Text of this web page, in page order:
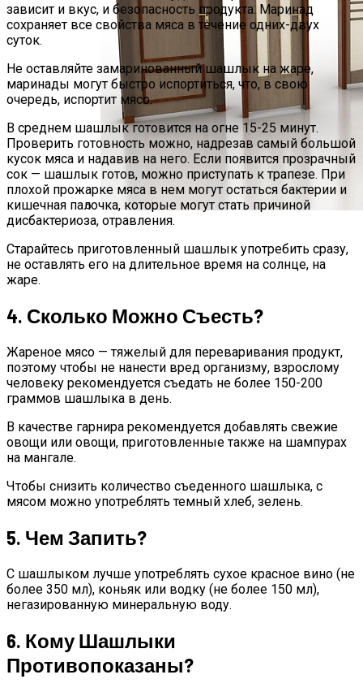
Двери
зависит и вкус, и безопасность продукта. Маринад
сохраняет все свойства мяса в течение одних-двух
суток.
Не оставляйте замаринованный шашлык на жаре,
маринады могут быстро испортиться, что, в свою
очередь, испортит мясо.
В среднем шашлык готовится на огне 15-25 минут.
Проверить готовность можно, надрезав самый большой
кусок мяса и надавив на него. Если появится прозрачный
сок — шашлык готов, можно приступать к трапезе. При
плохой прожарке мяса в нем могут остаться бактерии и
кишечная палочка, которые могут стать причиной
дисбактериоза, отравления.
Старайтесь приготовленный шашлык употребить сразу,
не оставлять его на длительное время на солнце, на
жаре.
4. Сколько Можно Съесть?
Жареное мясо — тяжелый для переваривания продукт,
поэтому чтобы не нанести вред организму, взрослому
человеку рекомендуется съедать не более 150-200
граммов шашлыка в день.
В качестве гарнира рекомендуется добавлять свежие
овощи или овощи, приготовленные также на шампурах
на мангале.
Чтобы снизить количество съеденного шашлыка, с
мясом можно употреблять темный хлеб, зелень.
5. Чем Запить?
С шашлыком лучше употреблять сухое красное вино (не
более 350 мл), коньяк или водку (не более 150 мл),
негазированную минеральную воду.
6. Кому Шашлыки
Противопоказаны?